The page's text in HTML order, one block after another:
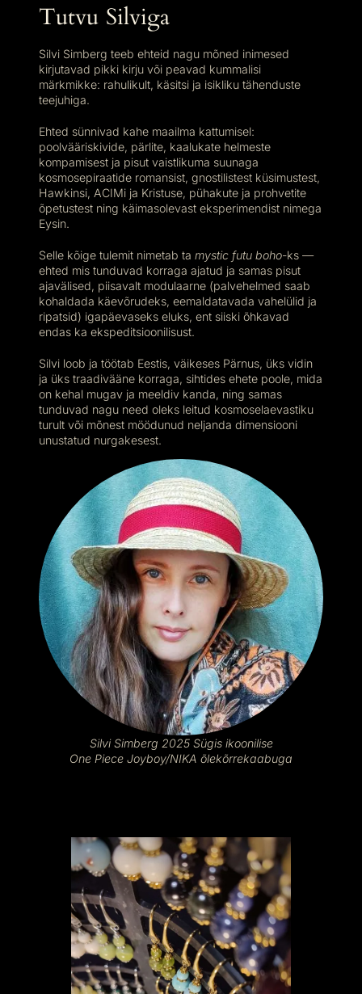
Tutvu Silviga
Silvi Simberg teeb ehteid nagu mõned inimesed
kirjutavad pikki kirju või peavad kummalisi
märkmikke: rahulikult, käsitsi ja isikliku tähenduste
teejuhiga.
Ehted sünnivad kahe maailma kattumisel:
poolvääriskivide, pärlite, kaalukate helmeste
kompamisest ja pisut vaistlikuma suunaga
kosmosepiraatide romansist, gnostilistest küsimustest,
Hawkinsi, ACIMi ja Kristuse, pühakute ja prohvetite
õpetustest ning käimasolevast eksperimendist nimega
Eysin.
Selle kõige tulemit nimetab ta mystic futu boho-ks —
ehted mis tunduvad korraga ajatud ja samas pisut
ajavälised, piisavalt modulaarne (palvehelmed saab
kohaldada käevõrudeks, eemaldatavada vahelülid ja
ripatsid) igapäevaseks eluks, ent siiski õhkavad
endas ka ekspeditsioonilisust.
Silvi loob ja töötab Eestis, väikeses Pärnus, üks vidin
ja üks traadivääne korraga, sihtides ehete poole, mida
on kehal mugav ja meeldiv kanda, ning samas
tunduvad nagu need oleks leitud kosmoselaevastiku
turult või mõnest möödunud neljanda dimensiooni
unustatud nurgakesest.
Silvi Simberg 2025 Sügis ikoonilise
One Piece Joyboy/NIKA õlekõrrekaabuga